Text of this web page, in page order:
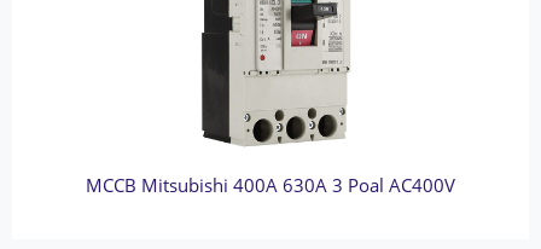
MCCB Mitsubishi 400A 630A 3 Poal AC400V